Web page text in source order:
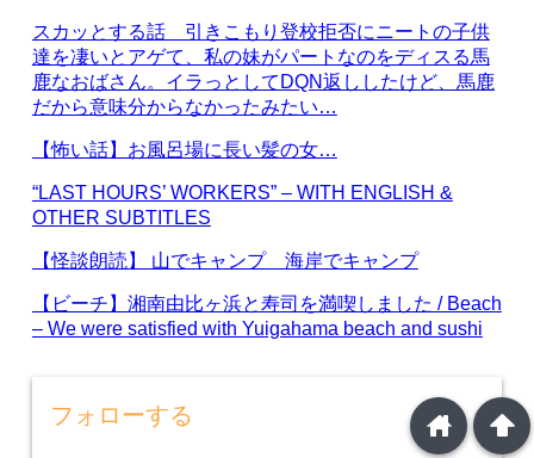
スカッとする話 引きこもり登校拒否にニートの子供
達を凄いとアゲて、私の妹がパートなのをディスる馬
鹿なおばさん。イラっとしてDQN返ししたけど、馬鹿
だから意味分からなかったみたい…
【怖い話】お風呂場に長い髪の女…
“LAST HOURS’ WORKERS” – WITH ENGLISH &
OTHER SUBTITLES
【怪談朗読】 山でキャンプ 海岸でキャンプ
【ビーチ】湘南由比ヶ浜と寿司を満喫しました / Beach
– We were satisfied with Yuigahama beach and sushi
フォローする arrowup
home